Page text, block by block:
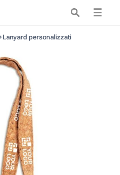
☰
Lanyard personalizzati